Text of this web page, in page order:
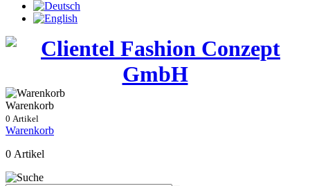
Warenkorb
0 Artikel
Warenkorb
0 Artikel